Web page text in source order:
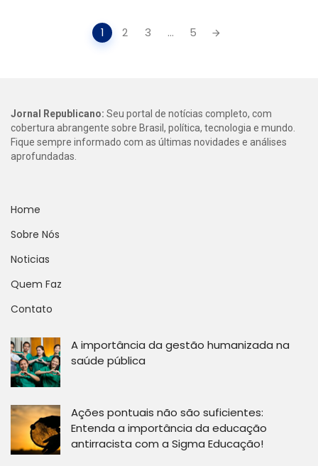
1 2 3 ... 5
Jornal Republicano: Seu portal de notícias completo, com
cobertura abrangente sobre Brasil, política, tecnologia e mundo.
Fique sempre informado com as últimas novidades e análises
aprofundadas.
Home
Sobre Nós
Noticias
Quem Faz
Contato
A importância da gestão humanizada na
saúde pública
Ações pontuais não são suficientes:
Entenda a importância da educação
antirracista com a Sigma Educação!